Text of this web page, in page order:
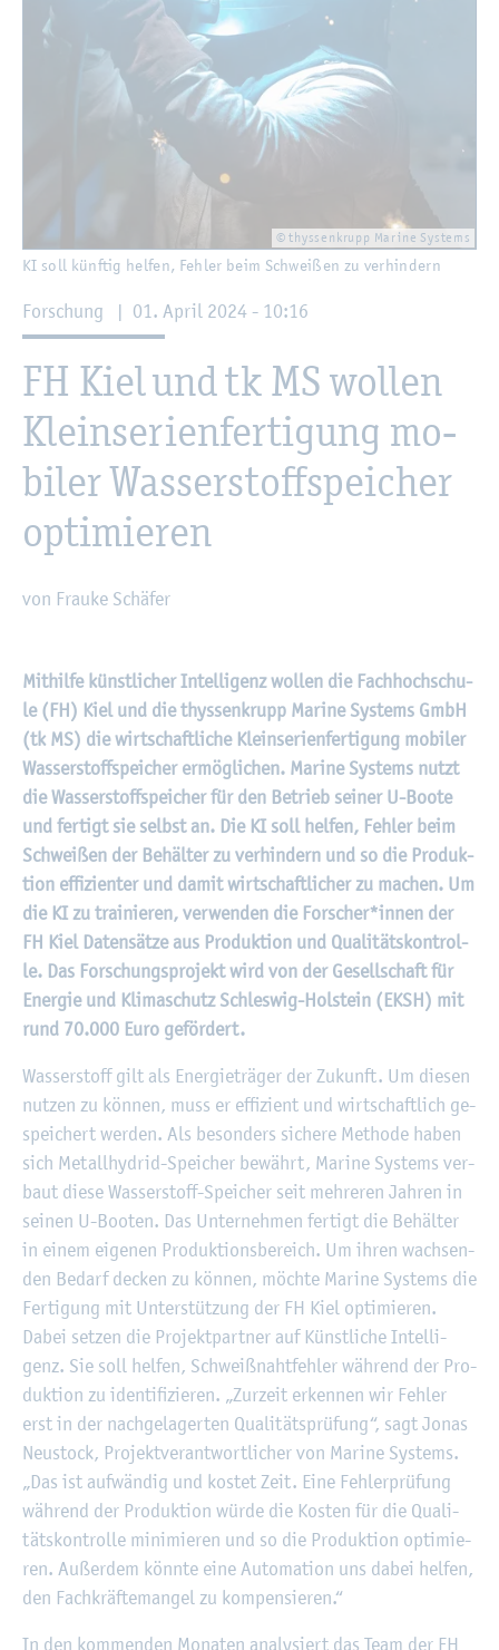
© thys­sen­krupp Ma­ri­ne Sys­tems
KI soll künf­tig hel­fen, Feh­ler beim Schwei­ßen zu ver­hin­dern
For­schung | 01. April 2024 - 10:16
FH Kiel und tk MS wol­len
Klein­se­ri­en­fer­ti­gung mo­
bi­ler Was­ser­stoff­spei­cher
op­ti­mie­ren
von Frau­ke Schä­fer
Mit­hil­fe künst­li­cher In­tel­li­genz wol­len die Fach­hoch­schu­
le (FH) Kiel und die thys­sen­krupp Ma­ri­ne Sys­tems GmbH
(tk MS) die wirt­schaft­li­che Klein­se­ri­en­fer­ti­gung mo­bi­ler
Was­ser­stoff­spei­cher er­mög­li­chen. Ma­ri­ne Sys­tems nutzt
die Was­ser­stoff­spei­cher für den Be­trieb sei­ner U-Boote
und fer­tigt sie selbst an. Die KI soll hel­fen, Feh­ler beim
Schwei­ßen der Be­häl­ter zu ver­hin­dern und so die Pro­duk­
ti­on ef­fi­zi­en­ter und damit wirt­schaft­li­cher zu ma­chen. Um
die KI zu trai­nie­ren, ver­wen­den die For­scher*innen der
FH Kiel Da­ten­sät­ze aus Pro­duk­ti­on und Qua­li­täts­kon­trol­
le. Das For­schungs­pro­jekt wird von der Ge­sell­schaft für
En­er­gie und Kli­ma­schutz Schles­wig-Hol­stein (EKSH) mit
rund 70.000 Euro ge­för­dert.
Was­ser­stoff gilt als En­er­gie­trä­ger der Zu­kunft. Um die­sen
nut­zen zu kön­nen, muss er ef­fi­zi­ent und wirt­schaft­lich ge­
spei­chert wer­den. Als be­son­ders si­che­re Me­tho­de haben
sich Me­tall­hy­drid-Spei­cher be­währt, Ma­ri­ne Sys­tems ver­
baut diese Was­ser­stoff-Spei­cher seit meh­re­ren Jah­ren in
sei­nen U-Boo­ten. Das Un­ter­neh­men fer­tigt die Be­häl­ter
in einem ei­ge­nen Pro­duk­ti­ons­be­reich. Um ihren wach­sen­
den Be­darf de­cken zu kön­nen, möch­te Ma­ri­ne Sys­tems die
Fer­ti­gung mit Un­ter­stüt­zung der FH Kiel op­ti­mie­ren.
Dabei set­zen die Pro­jekt­part­ner auf Künst­li­che In­tel­li­
genz. Sie soll hel­fen, Schweiß­naht­feh­ler wäh­rend der Pro­
duk­ti­on zu iden­ti­fi­zie­ren. „Zur­zeit er­ken­nen wir Feh­ler
erst in der nach­ge­la­ger­ten Qua­li­täts­prü­fung“, sagt Jonas
Neu­stock, Pro­jekt­ver­ant­wort­li­cher von Ma­ri­ne Sys­tems.
„Das ist auf­wän­dig und kos­tet Zeit. Eine Feh­ler­prü­fung
wäh­rend der Pro­duk­ti­on würde die Kos­ten für die Qua­li­
täts­kon­trol­le mi­ni­mie­ren und so die Pro­duk­ti­on op­ti­mie­
ren. Au­ßer­dem könn­te eine Au­to­ma­ti­on uns dabei hel­fen,
den Fach­kräf­te­man­gel zu kom­pen­sie­ren.“
In den kom­men­den Mo­na­ten ana­ly­siert das Team der FH
©Fach­hoch­schu­le Kiel